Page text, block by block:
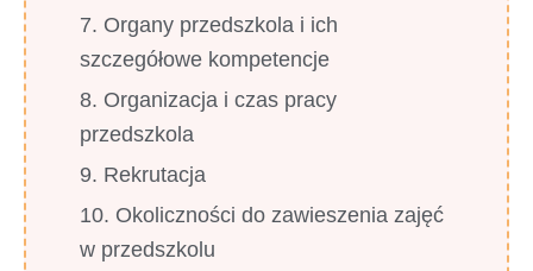
7. Organy przedszkola i ich
szczegółowe kompetencje
8. Organizacja i czas pracy
przedszkola
9. Rekrutacja
10. Okoliczności do zawieszenia zajęć
w przedszkolu